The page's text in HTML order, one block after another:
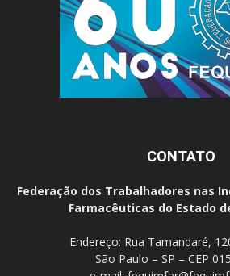
CONTATO
Federação dos Trabalhadores nas
Farmacêuticas do Estado
Endereço: Rua Tamandaré,
São Paulo – SP – CEP